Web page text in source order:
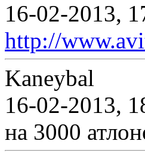
16-02-2013,
http://
Kaneybal
16-02-2013,
на 3000